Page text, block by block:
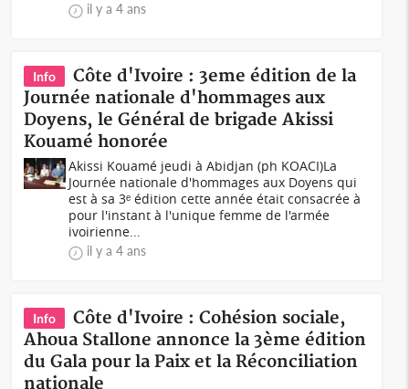
il y a 4 ans
Info
Côte d'Ivoire : 3eme édition de la
Journée nationale d'hommages aux
Doyens, le Général de brigade Akissi
Kouamé honorée
Akissi Kouamé jeudi à Abidjan (ph KOACI)La
Journée nationale d'hommages aux Doyens qui
est à sa 3ᵉ édition cette année était consacrée à
pour l'instant à l'unique femme de l'armée
ivoirienne...
il y a 4 ans
Info
Côte d'Ivoire : Cohésion sociale,
Ahoua Stallone annonce la 3ème édition
du Gala pour la Paix et la Réconciliation
nationale